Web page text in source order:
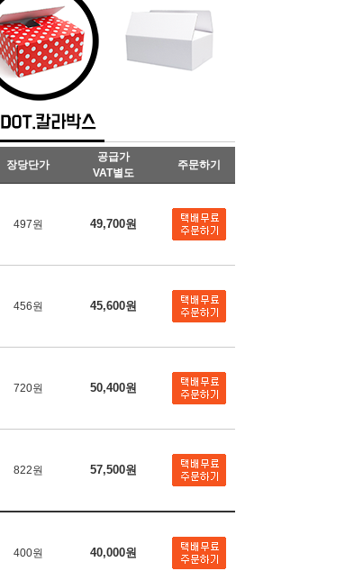
장당단가
공급가
VAT별도
주문하기
497원 49,700원
456원 45,600원
720원 50,400원
822원 57,500원
400원 40,000원